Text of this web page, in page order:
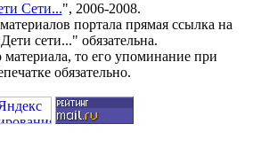
Сети...", 2006-2008.
портала прямая ссылка на
сети..." обязательна.
материала, то его упоминание при
обязательно.